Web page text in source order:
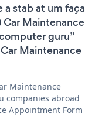
a stab at um faça
Maintenance
guru”
Maintenance
Maintenance
companies abroad
Appointment Form